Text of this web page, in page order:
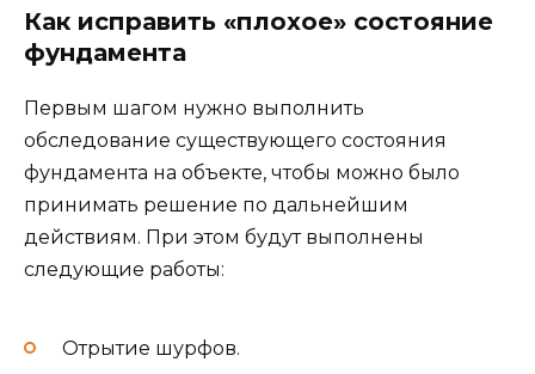
Как исправить «плохое» состояние
фундамента
Первым шагом нужно выполнить
обследование существующего состояния
фундамента на объекте, чтобы можно было
принимать решение по дальнейшим
действиям. При этом будут выполнены
следующие работы:
Отрытие шурфов.